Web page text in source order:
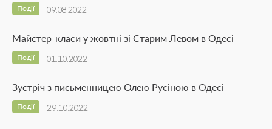
09.08.2022
Події
Майстер-класи у жовтні зі Старим Левом в Одесі
01.10.2022
Події
Зустріч з письменницею Олею Русіною в Одесі
29.10.2022
Події